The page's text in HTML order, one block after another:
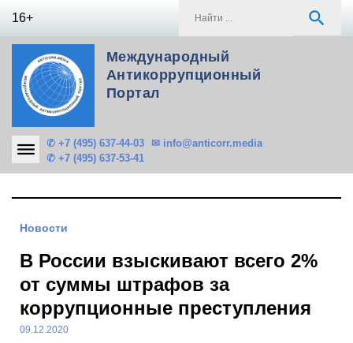
16+ search
Международный
Антикоррупционный
Портал
✆ +7 (495) 637-44-03
✆ +7 (495) 637-53-41
✉ info@anticorr.media
Новости
В России взыскивают всего 2%
от суммы штрафов за
коррупционные преступления
09.12.2020